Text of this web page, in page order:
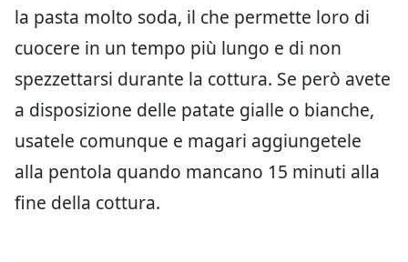
la pasta molto soda, il che permette loro di
cuocere in un tempo più lungo e di non
spezzettarsi durante la cottura. Se però avete
a disposizione delle patate gialle o bianche,
usatele comunque e magari aggiungetele
alla pentola quando mancano 15 minuti alla
fine della cottura.